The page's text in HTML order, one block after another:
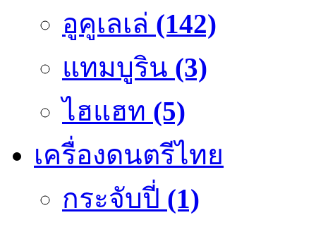
อูคูเลเล่ (142)
แทมบูริน (3)
ไฮแฮท (5)
เครื่องดนตรีไทย
กระจับปี่ (1)